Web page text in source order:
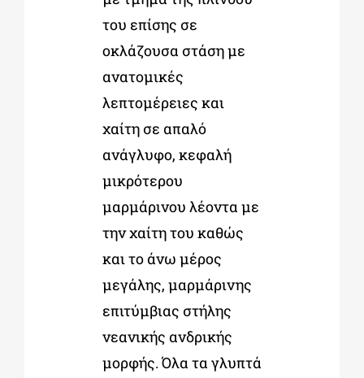
του επίσης σε
οκλάζουσα στάση με
ανατομικές
λεπτομέρειες και
χαίτη σε απαλό
ανάγλυφο, κεφαλή
μικρότερου
μαρμάρινου λέοντα με
την χαίτη του καθώς
και το άνω μέρος
μεγάλης, μαρμάρινης
επιτύμβιας στήλης
νεανικής ανδρικής
μορφής. Όλα τα γλυπτά